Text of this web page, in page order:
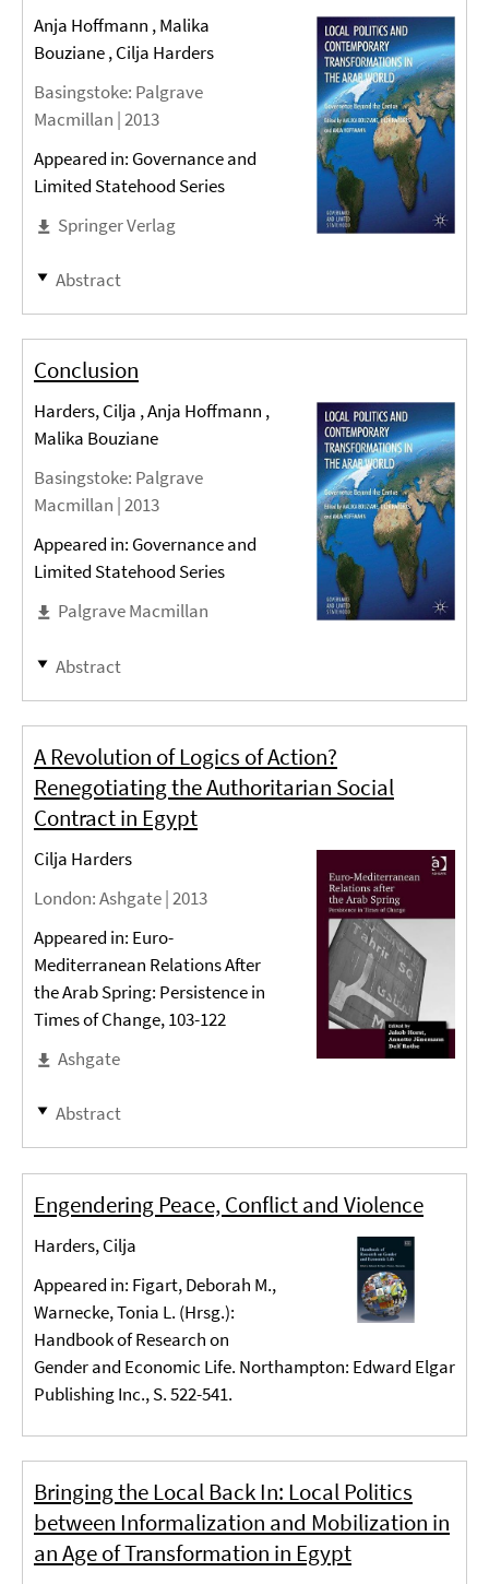
Anja Hoffmann , Malika
Bouziane , Cilja Harders
Basingstoke: Palgrave
Macmillan |2013
Appeared in: Governance and
Limited Statehood Series
Springer Verlag
Abstract
Conclusion
Harders, Cilja , Anja Hoffmann ,
Malika Bouziane
Basingstoke: Palgrave
Macmillan |2013
Appeared in: Governance and
Limited Statehood Series
Palgrave Macmillan
Abstract
A Revolution of Logics of Action?
Renegotiating the Authoritarian Social
Contract in Egypt
Cilja Harders
London: Ashgate |2013
Appeared in: Euro-
Mediterranean Relations After
the Arab Spring: Persistence in
Times of Change, 103-122
Ashgate
Abstract
Engendering Peace, Conflict and Violence
Harders, Cilja
Appeared in: Figart, Deborah M.,
Warnecke, Tonia L. (Hrsg.):
Handbook of Research on
Gender and Economic Life. Northampton: Edward Elgar
Publishing Inc., S. 522-541.
Bringing the Local Back In: Local Politics
between Informalization and Mobilization in
an Age of Transformation in Egypt